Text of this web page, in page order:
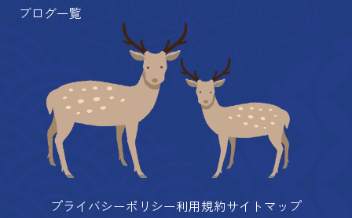
ブログ一覧
プライバシーポリシー利用規約サイトマップ